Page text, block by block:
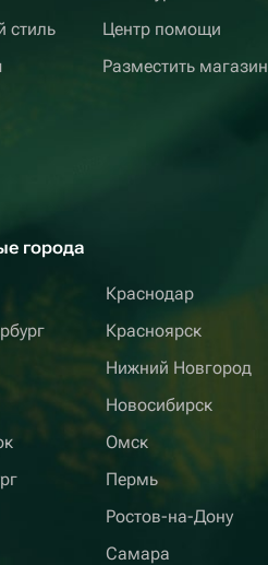
стиль
Центр помощи
Разместить магазин
города
Краснодар
Красноярск
Нижний Новгород
Новосибирск
Омск
Пермь
Ростов-на-Дону
Самара